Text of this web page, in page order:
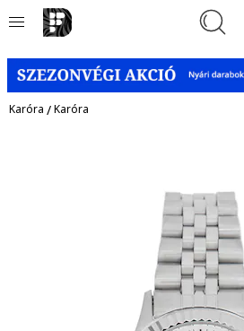
Karóra /Karóra